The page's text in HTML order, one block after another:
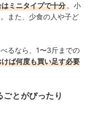
ミニタイプで十分 。小
また、少食の人や子ど
るなら、1〜3斤までの
ば何度も買い足す必要
とがぴったり